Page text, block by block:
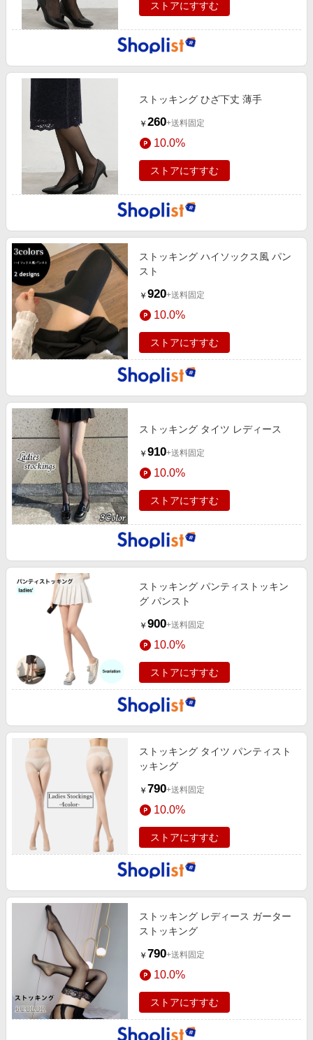
ストアにすすむ
ストッキング ひざ下丈 薄手
￥ 260+送料固定
10.0%
ストアにすすむ
ストッキング ハイソックス風 パン
スト
￥ 920+送料固定
10.0%
ストアにすすむ
ストッキング タイツ レディース
￥ 910+送料固定
10.0%
ストアにすすむ
ストッキング パンティストッキン
グ パンスト
￥ 900+送料固定
10.0%
ストアにすすむ
ストッキング タイツ パンティスト
ッキング
￥ 790+送料固定
10.0%
ストアにすすむ
ストッキング レディース ガーター
ストッキング
￥ 790+送料固定
10.0%
ストアにすすむ